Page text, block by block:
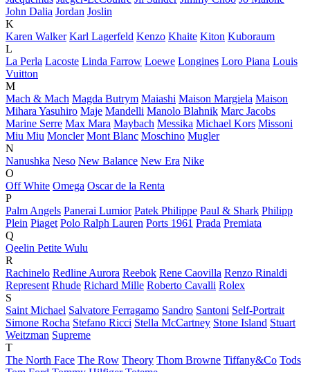
John Dalia Jordan Joslin
K
Karen Walker Karl Lagerfeld Kenzo Khaite Kiton Kuboraum
L
La Perla Lacoste Linda Farrow Loewe Longines Loro Piana Louis
Vuitton
M
Mach & Mach Magda Butrym Maiashi Maison Margiela Maison
Mihara Yasuhiro Maje Mandelli Manolo Blahnik Marc Jacobs
Marine Serre Max Mara Maybach Messika Michael Kors Missoni
Miu Miu Moncler Mont Blanc Moschino Mugler
N
Nanushka Neso New Balance New Era Nike
O
Off White Omega Oscar de la Renta
P
Palm Angels Panerai Lumior Patek Philippe Paul & Shark Philipp
Plein Piaget Polo Ralph Lauren Ports 1961 Prada Premiata
Q
Qeelin Petite Wulu
R
Rachinelo Redline Aurora Reebok Rene Caovilla Renzo Rinaldi
Represent Rhude Richard Mille Roberto Cavalli Rolex
S
Saint Michael Salvatore Ferragamo Sandro Santoni Self-Portrait
Simone Rocha Stefano Ricci Stella McCartney Stone Island Stuart
Weitzman Supreme
T
The North Face The Row Theory Thom Browne Tiffany&Co Tods